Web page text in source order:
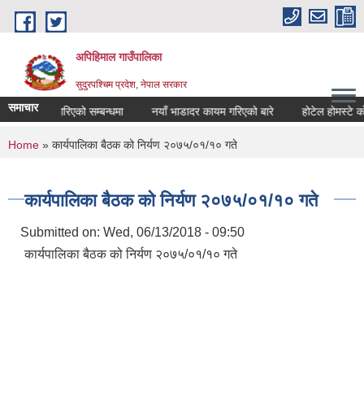
Skip to main content
अपिहिमाल गाउँपालिका
सुदुरपश्चिम प्रदेश, नेपाल सरकार
समाचार गरिएको सम्बन्धमा नयाँ भाडादर कायम गरिएको बारे होटेल होमस्टे
You are here
Home » कार्यपालिका बैठक को निर्यण २०७५/०१/१० गते
कार्यपालिका बैठक को निर्यण २०७५/०१/१० गते
Submitted on: Wed, 06/13/2018 - 09:50
कार्यपालिका बैठक को निर्यण २०७५/०१/१० गते